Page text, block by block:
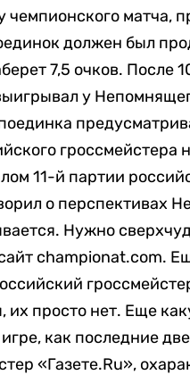
чемпионского матча,
должен был
7,5 очков. После
у
гроссмейстера
11-й партии
о перспективах
Нужно
championat.com.
их просто нет. Еще
как последние
«Газете.Ru»,